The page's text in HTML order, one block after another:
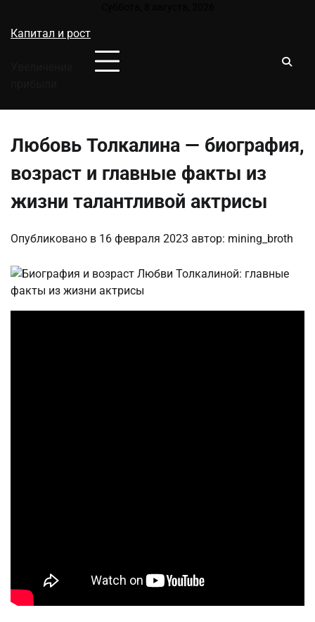
содержимому
Капитал и рост
Любовь Толкалина — биография,
возраст и главные факты из
жизни талантливой актрисы
Опубликовано в 16 февраля 2023 автор: mining_broth